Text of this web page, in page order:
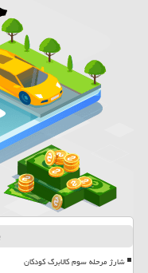
شارژ مرحله سوم کالابرگ کودکان